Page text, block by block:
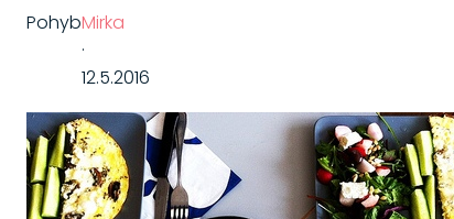
PohybMirka
·
12.5.2016